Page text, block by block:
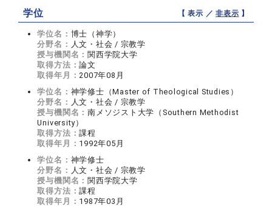
学位 【 表示 ／非表示 】
学位名： 博士（神学）
分野名： 人文・社会 / 宗教学
授与機関名： 関西学院大学
取得方法：論文
取得年月：2007年08月
学位名： 神学修士（Master of Theological Studies）
分野名： 人文・社会 / 宗教学
授与機関名：南メソジスト大学（Southern Methodist
University）
取得方法：課程
取得年月： 1992年05月
学位名： 神学修士
分野名： 人文・社会 / 宗教学
授与機関名： 関西学院大学
取得方法：課程
取得年月： 1987年03月